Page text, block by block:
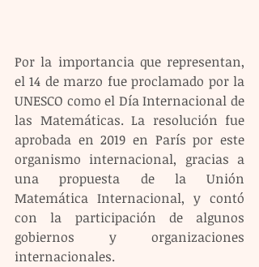
Por la importancia que representan,
el 14 de marzo fue proclamado por la
UNESCO como el Día Internacional de
las Matemáticas. La resolución fue
aprobada en 2019 en París por este
organismo internacional, gracias a
una propuesta de la Unión
Matemática Internacional, y contó
con la participación de algunos
gobiernos y organizaciones
internacionales.